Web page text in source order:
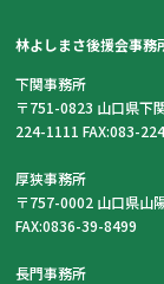
林よしまさ後援会事務
下関事務所
〒751-0823 山口県下
224-1111 FAX:083-
厚狭事務所
〒757-0002 山口県山
FAX:0836-39-8499
長門事務所